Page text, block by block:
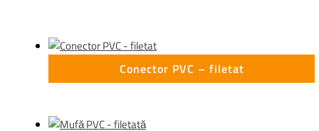
Conector PVC – filetat